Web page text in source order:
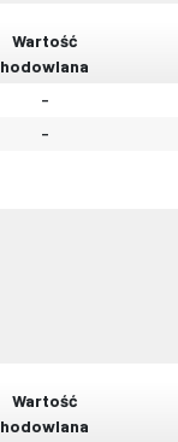
Wartość
hodowlana
-
-
Wartość
hodowlana